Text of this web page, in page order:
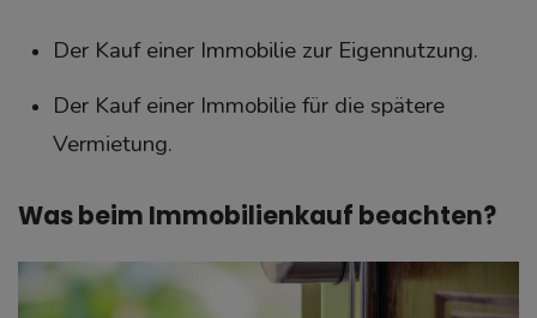
Der Kauf einer Immobilie zur Eigennutzung.
Der Kauf einer Immobilie für die spätere
Vermietung.
Was beim Immobilienkauf beachten?